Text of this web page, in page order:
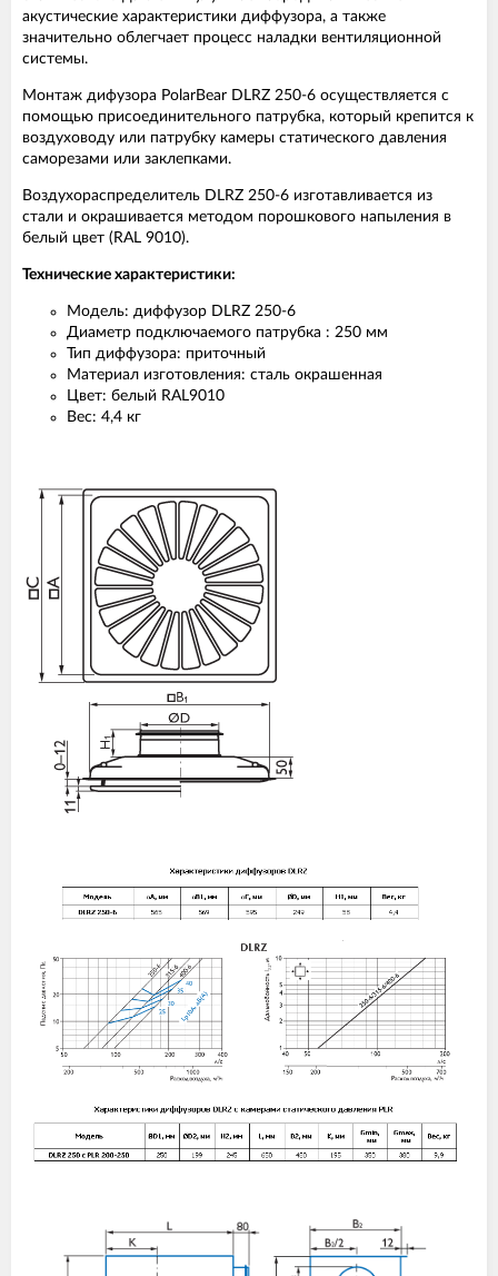
акустические характеристики диффузора, а также
значительно облегчает процесс наладки вентиляционной
системы.
Монтаж дифузора PolarBear DLRZ 250-6 осуществляется с
помощью присоединительного патрубка, который крепится к
воздуховоду или патрубку камеры статического давления
саморезами или заклепками.
Воздухораспределитель DLRZ 250-6 изготавливается из
стали и окрашивается методом порошкового напыления в
белый цвет (RAL 9010).
Технические характеристики:
Модель: диффузор DLRZ 250-6
Диаметр подключаемого патрубка : 250 мм
Тип диффузора: приточный
Материал изготовления: сталь окрашенная
Цвет: белый RAL9010
Вес: 4,4 кг